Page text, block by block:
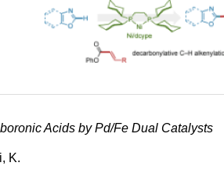
Acids by Pd/Fe Dual Catalysts
K.